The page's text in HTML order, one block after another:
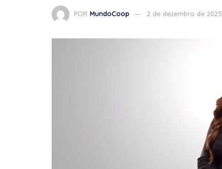
POR MundoCoop 2 de dezembro de 2025